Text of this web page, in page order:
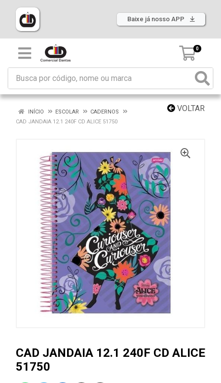
Baixe já nosso APP
0
VOLTAR
INÍCIO ESCOLAR
CADERNOS
CAD JANDAIA 12.1 240F CD ALICE 51750
CAD JANDAIA 12.1 240F CD ALICE
51750